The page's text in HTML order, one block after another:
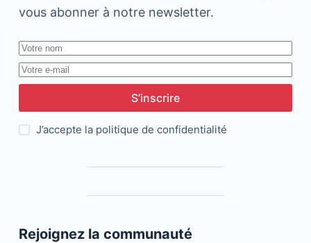
vous abonner à notre newsletter.
S’inscrire
J’accepte la politique de confidentialité
Rejoignez la communauté